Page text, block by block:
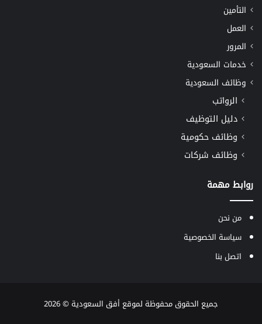
التأمين
العمل
المرور
خدمات السعودية
وظائف السعودية
الرواتب
دليل التوظيف
وظائف حكومية
وظائف شركات
روابط مهمة
من نحن
سياسة الخصوصية
اتصل بنا
جميع الحقوق محفوظة لموقع أفق السعودية © 2026